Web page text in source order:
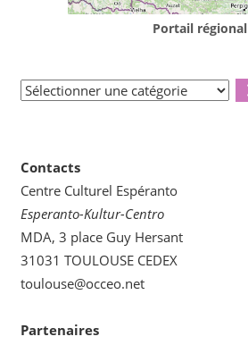
Portail régional
Sélectionner
Contacts
Centre Culturel Espéranto
Esperanto-Kultur-Centro
MDA, 3 place Guy Hersant
31031 TOULOUSE CEDEX
toulouse@occeo.net
Partenaires